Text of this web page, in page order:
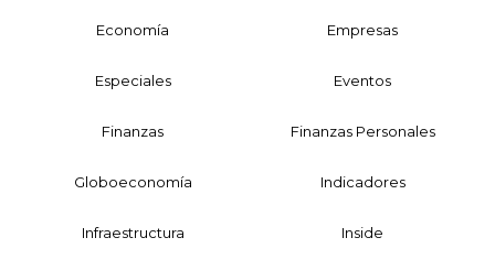
Economía Empresas
Especiales Eventos
Finanzas Finanzas Personales
Globoeconomía Indicadores
Infraestructura Inside